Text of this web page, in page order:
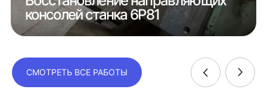
консолей станка 6Р81
СМОТРЕТЬ ВСЕ РАБОТЫ